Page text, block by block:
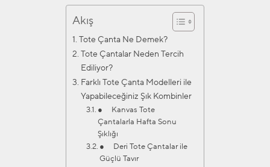
Akış
Tote Çanta Ne Demek?
Tote Çantalar Neden Tercih
Ediliyor?
Farklı Tote Çanta Modelleri ile
Yapabileceğiniz Şık Kombinler
● Kanvas Tote
Çantalarla Hafta Sonu
Şıklığı
● Deri Tote Çantalar ile
Güçlü Tavır